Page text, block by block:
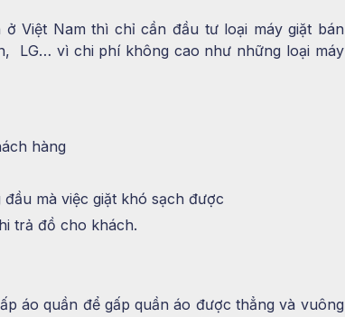
Việt Nam thì chỉ cần đầu tư loại máy giặt bán
LG… vì chi phí không cao như những loại máy
hàng
mà việc giặt khó sạch được
trả đồ cho khách.
áo quần để gấp quần áo được thẳng và vuông